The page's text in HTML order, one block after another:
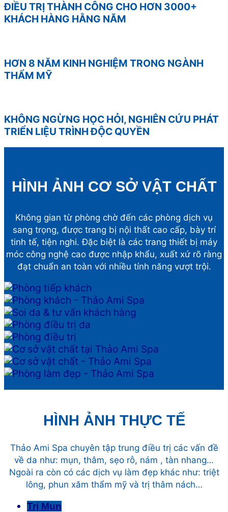
ĐIỀU TRỊ THÀNH CÔNG CHO HƠN 3000+
KHÁCH HÀNG HẰNG NĂM
HƠN 8 NĂM KINH NGHIỆM TRONG NGÀNH
THẨM MỸ
KHÔNG NGỪNG HỌC HỎI, NGHIÊN CỨU PHÁT
TRIỂN LIỆU TRÌNH ĐỘC QUYỀN
HÌNH ẢNH CƠ SỞ VẬT CHẤT
Không gian từ phòng chờ đến các phòng dịch vụ
sang trọng, được trang bị nội thất cao cấp, bày trí
tinh tế, tiện nghi. Đặc biệt là các trang thiết bị máy
móc công nghệ cao được nhập khẩu, xuất xứ rõ ràng
đạt chuẩn an toàn với nhiều tính năng vượt trội.
HÌNH ẢNH THỰC TẾ
Thảo Ami Spa chuyên tập trung điều trị các vấn đề
về da như: mụn, thâm, sẹo rỗ, nám , tàn nhang…
Ngoài ra còn có các dịch vụ làm đẹp khác như: triệt
lông, phun xăm thẩm mỹ và trị thâm nách…
Trị Mụn